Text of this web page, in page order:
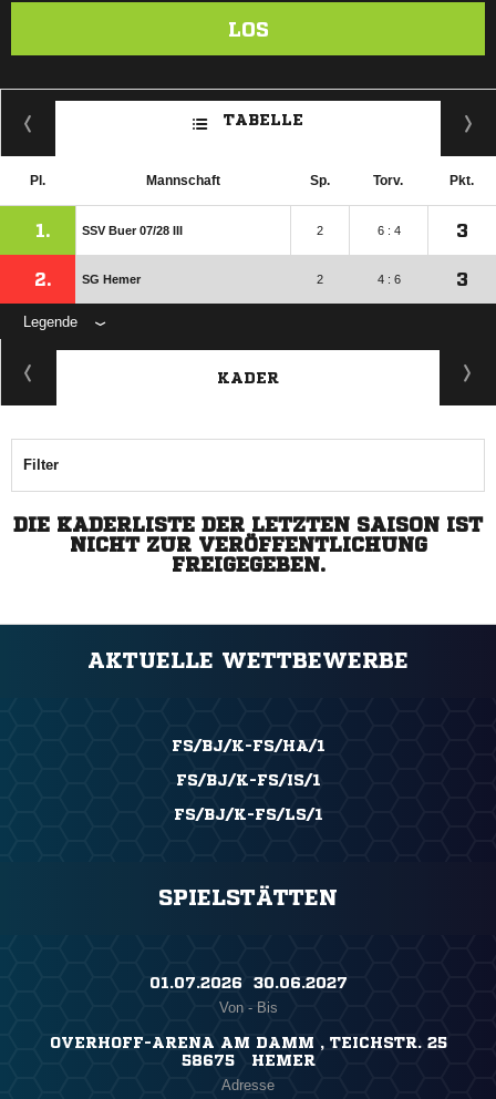
LOS
TABELLE
Pl. Mannschaft Sp. Torv. Pkt.
1. SSV Buer 07/​28 III 2 6 : 4 3
2. SG Hemer 2 4 : 6 3
Legende
KADER
Filter
DIE KADERLISTE DER LETZTEN SAISON IST
NICHT ZUR VERÖFFENTLICHUNG
FREIGEGEBEN.
AKTUELLE WETTBEWERBE
FS/BJ/K-FS/HA/1
FS/BJ/K-FS/IS/1
FS/BJ/K-FS/LS/1
SPIELSTÄTTEN
01.07.2026 ​ 30.06.2027
Von - Bis
OVERHOFF-ARENA AM DAMM , TEICHSTR. 25
58675 HEMER
Adresse